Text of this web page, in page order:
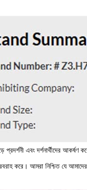
এবং দর্শনার্থীদের আকর্ষণ
করে। আমরা নিশ্চিত যে